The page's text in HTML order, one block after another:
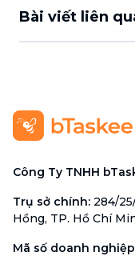
Bài viết liên
Công Ty TNHH
Trụ sở chính: 284/
Hồng, TP. Hồ Chí
Mã số doanh nghiệp